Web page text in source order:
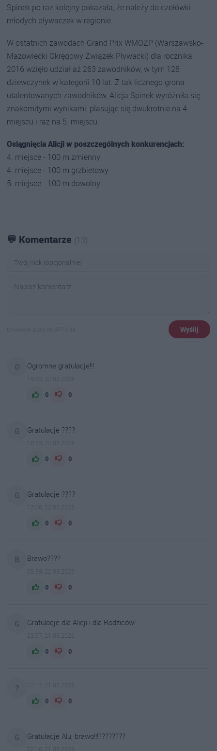
Spinek po raz kolejny pokazała, że należy do czołówki
młodych pływaczek w regionie.
W ostatnich zawodach Grand Prix WMOZP (Warszawsko-
Mazowiecki Okręgowy Związek Pływacki) dla rocznika
2016 wzięło udział aż 263 zawodników, w tym 128
dziewczynek w kategorii 10 lat. Z tak licznego grona
utalentowanych zawodników, Alicja Spinek wyróżniła się
znakomitymi wynikami, plasując się dwukrotnie na 4.
miejscu i raz na 5. miejscu.
Osiągnięcia Alicji w poszczególnych konkurencjach:
4. miejsce - 100 m zmienny
4. miejsce - 100 m grzbietowy
5. miejsce - 100 m dowolny
💬 Komentarze (13)
Chronione przez reCAPTCHA Wyślij
Ogromne gratulacje!!!
19:33, 22.03.2026
0 0
Gratulacje ????
18:53, 22.03.2026
0 0
Gratulacje ????
12:06, 22.03.2026
0 0
Brawo????
09:39, 22.03.2026
0 0
Gratulacje dla Alicji i dla Rodziców!
23:57, 21.03.2026
0 0
22:17, 21.03.2026
0 0
Gratulacje Alu, brawo!!!????????
22:16, 21.03.2026